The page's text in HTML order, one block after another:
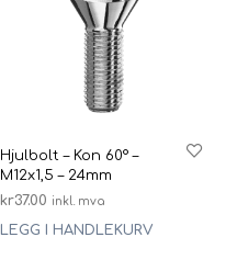
Hjulbolt – Kon 60° –
M12x1,5 – 24mm
kr37.00 inkl. mva
LEGG I HANDLEKURV